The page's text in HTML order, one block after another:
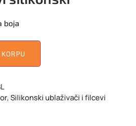
boja
,Silikonski ublaživači i filcevi